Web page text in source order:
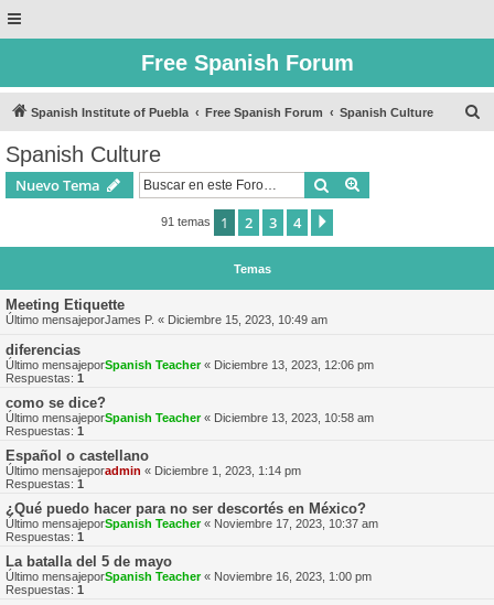
Free Spanish Forum
Spanish Institute of Puebla Free Spanish Forum Spanish Culture
Spanish Culture
Nuevo Tema Buscar
91 temas 1 2 3 4
Temas
Meeting Etiquette
Último mensajeporJames P. « Diciembre 15, 2023, 10:49 am
diferencias
Último mensajeporSpanish Teacher« Diciembre 13, 2023, 12:06 pm
Respuestas: 1
como se dice?
Último mensajeporSpanish Teacher« Diciembre 13, 2023, 10:58 am
Respuestas: 1
Español o castellano
Último mensajeporadmin « Diciembre 1, 2023, 1:14 pm
Respuestas: 1
¿Qué puedo hacer para no ser descortés en México?
Último mensajeporSpanish Teacher« Noviembre 17, 2023, 10:37 am
Respuestas: 1
La batalla del 5 de mayo
Último mensajeporSpanish Teacher« Noviembre 16, 2023, 1:00 pm
Respuestas: 1